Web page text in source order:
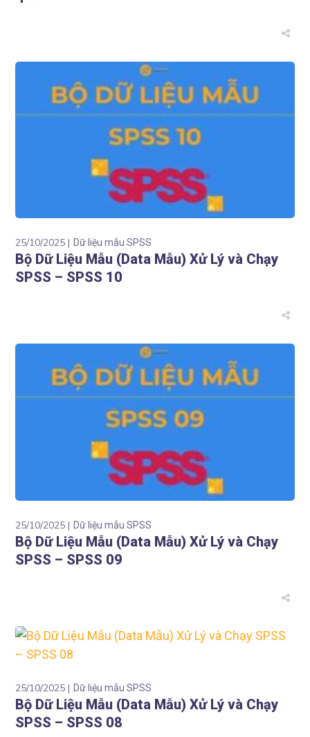
25/10/2025 Dữ liệu mẫu SPSS
Bộ Dữ Liệu Mẫu (Data Mẫu) Xử Lý và Chạy
SPSS – SPSS 10
25/10/2025 Dữ liệu mẫu SPSS
Bộ Dữ Liệu Mẫu (Data Mẫu) Xử Lý và Chạy
SPSS – SPSS 09
25/10/2025 Dữ liệu mẫu SPSS
Bộ Dữ Liệu Mẫu (Data Mẫu) Xử Lý và Chạy
SPSS – SPSS 08